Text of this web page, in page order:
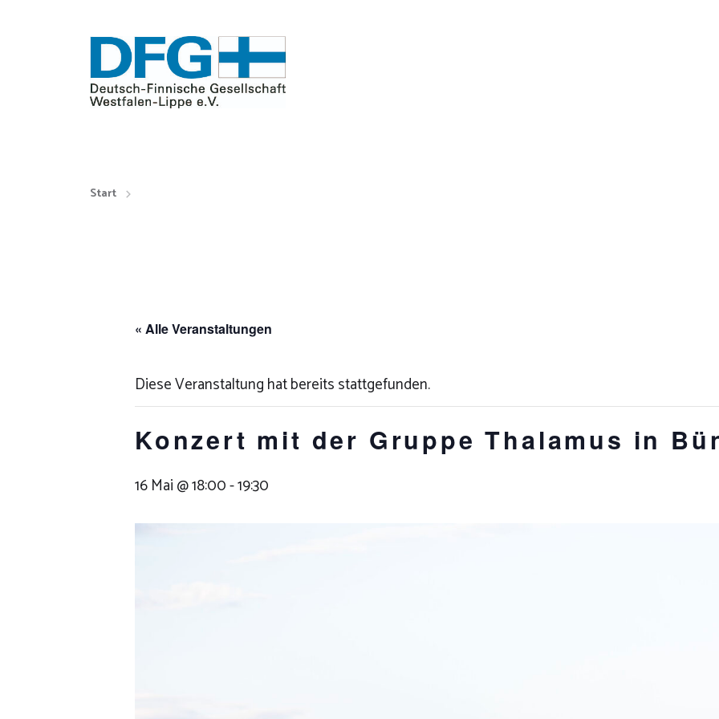
Start
« Alle Veranstaltungen
Diese Veranstaltung hat bereits stattgefunden.
Konzert mit der Gruppe Thalamus in
16 Mai @ 18:00-19:30